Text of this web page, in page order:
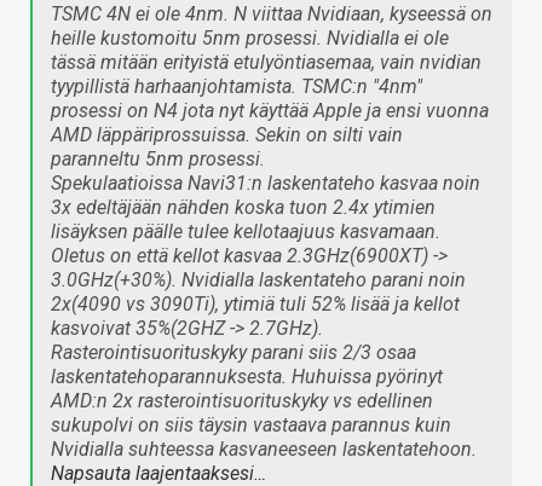
TSMC 4N ei ole 4nm. N viittaa Nvidiaan, kyseessä on
heille kustomoitu 5nm prosessi. Nvidialla ei ole
tässä mitään erityistä etulyöntiasemaa, vain nvidian
tyypillistä harhaanjohtamista. TSMC:n "4nm"
prosessi on N4 jota nyt käyttää Apple ja ensi vuonna
AMD läppäriprossuissa. Sekin on silti vain
paranneltu 5nm prosessi.
Spekulaatioissa Navi31:n laskentateho kasvaa noin
3x edeltäjään nähden koska tuon 2.4x ytimien
lisäyksen päälle tulee kellotaajuus kasvamaan.
Oletus on että kellot kasvaa 2.3GHz(6900XT) ->
3.0GHz(+30%). Nvidialla laskentateho parani noin
2x(4090 vs 3090Ti), ytimiä tuli 52% lisää ja kellot
kasvoivat 35%(2GHZ -> 2.7GHz).
Rasterointisuorituskyky parani siis 2/3 osaa
laskentatehoparannuksesta. Huhuissa pyörinyt
AMD:n 2x rasterointisuorituskyky vs edellinen
sukupolvi on siis täysin vastaava parannus kuin
Nvidialla suhteessa kasvaneeseen laskentatehoon.
Napsauta laajentaaksesi…